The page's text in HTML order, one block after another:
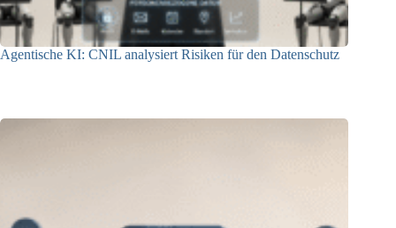
Agentische KI: CNIL analysiert Risiken für den Datenschutz